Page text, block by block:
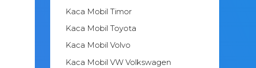
Kaca Mobil Timor
Kaca Mobil Toyota
Kaca Mobil Volvo
Kaca Mobil VW Volkswagen